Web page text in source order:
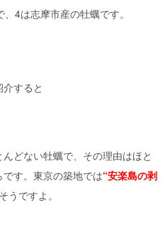
4は志摩市産の牡蠣です。
すると
どない牡蠣で、その理由はほと
す。東京の築地では“安楽島の剥
そうですよ。